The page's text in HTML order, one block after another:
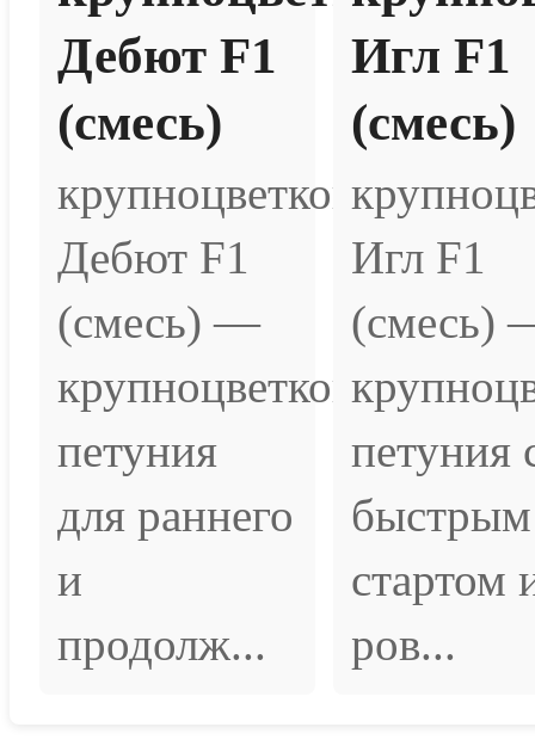
Дебют F1
(смесь)
крупноцветковая
Дебют F1
(смесь) —
крупноцветковая
петуния
для раннего
и
продолж...
Игл F1
(смесь)
Игл F1
(смесь)
петуния
быстрым
стартом
ров...